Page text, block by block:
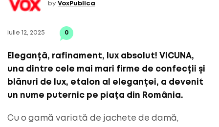
by VoxPublica
iulie 12, 2025 0
Eleganță, rafinament, lux absolut! VICUNA,
una dintre cele mai mari firme de confecții și
blănuri de lux, etalon al eleganței, a devenit
un nume puternic pe piața din România.
Cu o gamă variată de jachete de damă,